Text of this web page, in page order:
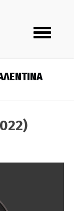
Toggle
navigation